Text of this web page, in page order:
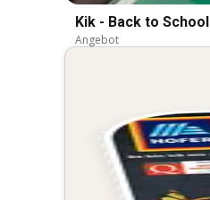
Kik - Back to School
Angebot